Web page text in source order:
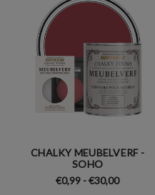
CHALKY MEUBELVERF -
SOHO
€0,99 - €30,00